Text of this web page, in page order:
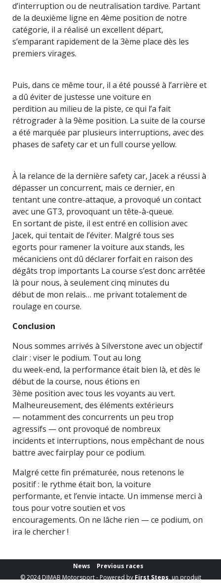
d’interruption ou de neutralisation tardive. Partant
de la deuxième ligne en 4ème position de notre
catégorie, il a réalisé un excellent départ,
s’emparant rapidement de la 3ème place dès les
premiers virages.
Puis, dans ce même tour, il a été poussé à l’arrière et
a dû éviter de justesse une voiture en
perdition au milieu de la piste, ce qui l’a fait
rétrograder à la 9ème position. La suite de la course
a été marquée par plusieurs interruptions, avec des
phases de safety car et un full course yellow.
À la relance de la dernière safety car, Jacek a réussi à
dépasser un concurrent, mais ce dernier, en
tentant une contre-attaque, a provoqué un contact
avec une GT3, provoquant un tête-à-queue.
En sortant de piste, il est entré en collision avec
Jacek, qui tentait de l’éviter. Malgré tous ses
egorts pour ramener la voiture aux stands, les
mécaniciens ont dû déclarer forfait en raison des
dégâts trop importants La course s’est donc arrêtée
là pour nous, à seulement cinq minutes du
début de mon relais… me privant totalement de
roulage en course.
Conclusion
Nous sommes arrivés à Silverstone avec un objectif
clair : viser le podium. Tout au long
du week-end, la performance était bien là, et dès le
début de la course, nous étions en
3ème position avec tous les voyants au vert.
Malheureusement, des éléments extérieurs
— notamment des concurrents un peu trop
agressifs — ont provoqué de nombreux
incidents et interruptions, nous empêchant de nous
battre avec fairplay pour ce podium.
Malgré cette fin prématurée, nous retenons le
positif : le rythme était bon, la voiture
performante, et l’envie intacte. Un immense merci à
tous pour votre soutien et vos
encouragements. On ne lâche rien — ce podium, on
ira le chercher !
News
Previous races
© 2024 DIMAB Motorsport - Powered by First Steps, un produit